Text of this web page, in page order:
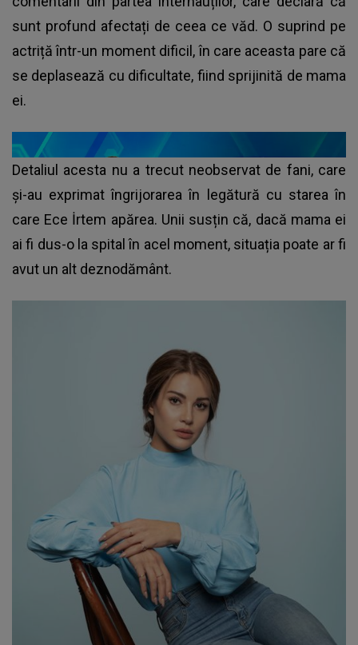
sunt profund afectați de ceea ce văd. O suprind pe
actriță într-un moment dificil, în care aceasta pare că
se deplasează cu dificultate, fiind sprijinită de mama
ei.
Detaliul acesta nu a trecut neobservat de fani, care
și-au exprimat îngrijorarea în legătură cu starea în
care Ece İrtem apărea. Unii susțin că, dacă mama ei
ai fi dus-o la spital în acel moment, situația poate ar fi
avut un alt deznodământ.